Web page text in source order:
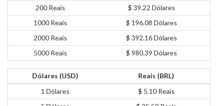
200 Reais
$ 39.22 Dólares
1000 Reais
$ 196.08 Dólares
2000 Reais
$ 392.16 Dólares
5000 Reais
$ 980.39 Dólares
Dólares (USD)
Reais (BRL)
1 Dólares
$ 5.10 Reais